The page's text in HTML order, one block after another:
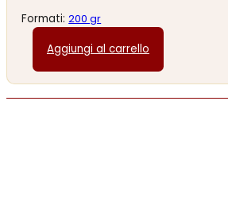
Formati:200 gr
Aggiungi al carrello